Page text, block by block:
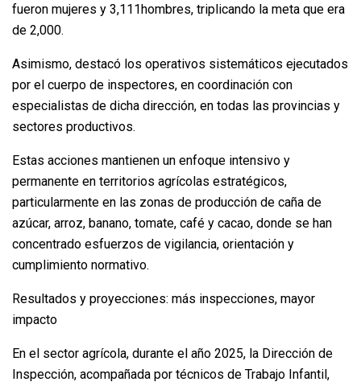
fueron mujeres y 3,111hombres, triplicando la meta que era
de 2,000.
Asimismo, destacó los operativos sistemáticos ejecutados
por el cuerpo de inspectores, en coordinación con
especialistas de dicha dirección, en todas las provincias y
sectores productivos.
Estas acciones mantienen un enfoque intensivo y
permanente en territorios agrícolas estratégicos,
particularmente en las zonas de producción de caña de
azúcar, arroz, banano, tomate, café y cacao, donde se han
concentrado esfuerzos de vigilancia, orientación y
cumplimiento normativo.
Resultados y proyecciones: más inspecciones, mayor
impacto
En el sector agrícola, durante el año 2025, la Dirección de
Inspección, acompañada por técnicos de Trabajo Infantil,